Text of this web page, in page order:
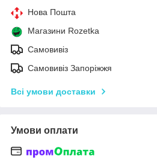
Нова Пошта
Магазини Rozetka
Самовивіз
Самовивіз Запоріжжя
Всі умови доставки
Умови оплати